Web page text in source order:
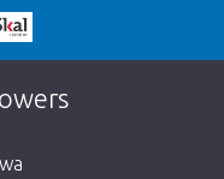
Click on the
the shop.